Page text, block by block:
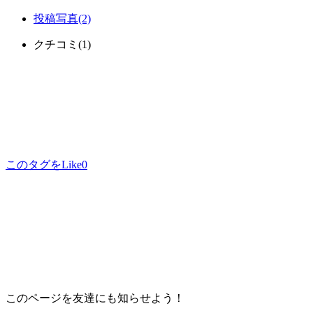
投稿写真(2)
クチコミ (1)
このタグをLike0
このページを友達にも知らせよう！